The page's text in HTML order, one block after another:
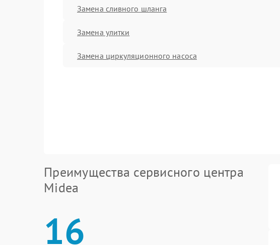
Замена сливного шланга
Замена улитки
Замена циркуляционного насоса
Преимущества сервисного центра
Midea
16